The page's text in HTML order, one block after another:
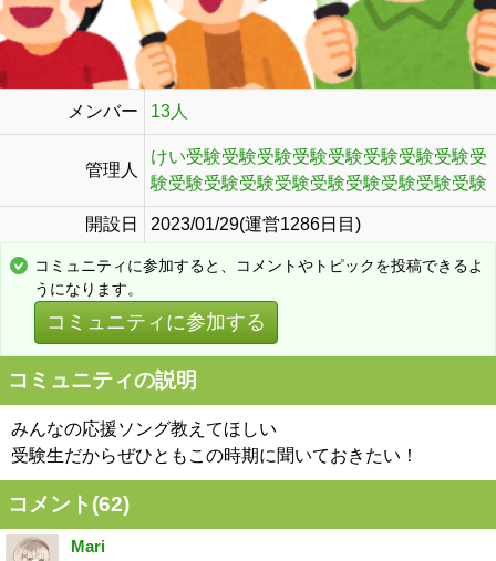
メンバー 13人
管理人
けい受験受験受験受験受験受験受験受験受
験受験受験受験受験受験受験受験受験受験
開設日 2023/01/29(運営1286日目)
コミュニティに参加すると、コメントやトピックを投稿できるよ
うになります。
コミュニティに参加する
コミュニティの説明
みんなの応援ソング教えてほしい
受験生だからぜひともこの時期に聞いておきたい！
コメント(62)
Mari